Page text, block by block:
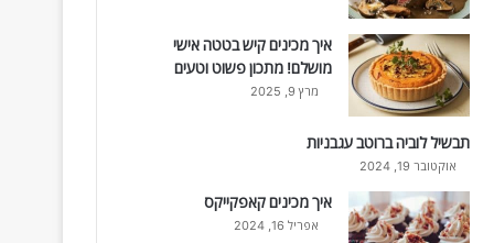
איך מכינים קיש בטטה אישי
מושלם! מתכון פשוט וטעים
מרץ 9, 2025
תבשיל לוביה ברוטב עגבניות
אוקטובר 19, 2024
איך מכינים קאפקייקס
אפריל 16, 2024